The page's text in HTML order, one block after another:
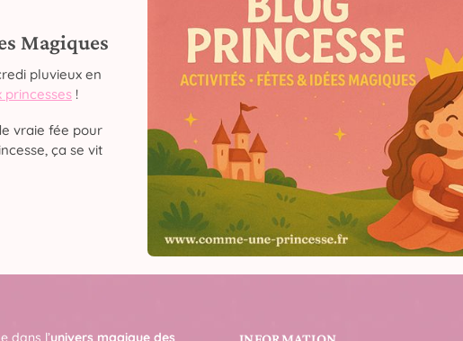
Magiques
pluvieux en
princesses !
vraie fée pour
ça se vit
dans l’univers magique des